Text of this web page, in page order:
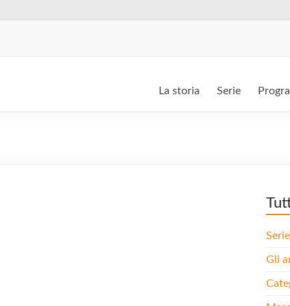
La storia Serie
Serie
Gli